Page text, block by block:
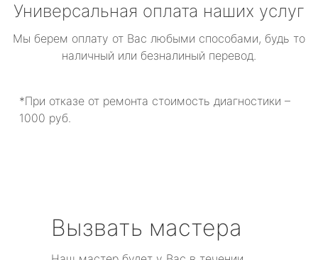
Универсальная оплата наших услуг
Мы берем оплату от Вас любыми способами, будь то
наличный или безналиный перевод.
*При отказе от ремонта стоимость диагностики –
1000 руб.
Вызвать мастера